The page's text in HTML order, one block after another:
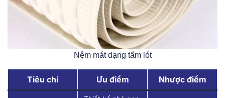
Nệm mát dạng tấm lót
Tiêu chí Ưu điểm Nhược điểm